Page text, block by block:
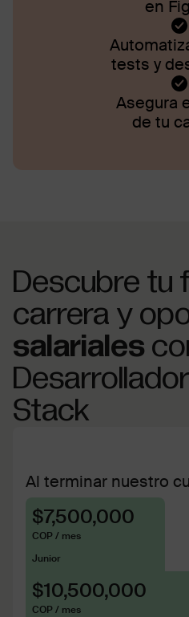
en
tests y
Asegura
de tu
Descubre tu
carrera y
salariales
Desarrollador
Stack
Al terminar nuestro
$7,500,000
COP / mes
Junior
$10,500,000
COP / mes